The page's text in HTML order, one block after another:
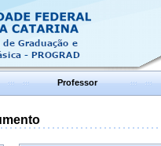
Professor